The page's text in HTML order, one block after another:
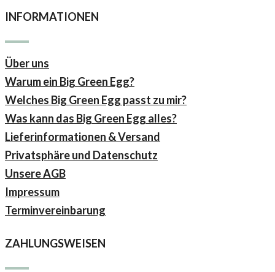
INFORMATIONEN
Über uns
Warum ein Big Green Egg?
Welches Big Green Egg passt zu mir?
Was kann das Big Green Egg alles?
Lieferinformationen & Versand
Privatsphäre und Datenschutz
Unsere AGB
Impressum
Terminvereinbarung
ZAHLUNGSWEISEN